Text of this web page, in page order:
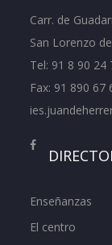
Carr. de
San Lorenzo
Tel: 91 8 90 24
Fax: 91 890 67
Enseñanzas
El centro